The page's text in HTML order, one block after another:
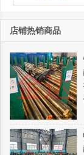
店铺热销商品